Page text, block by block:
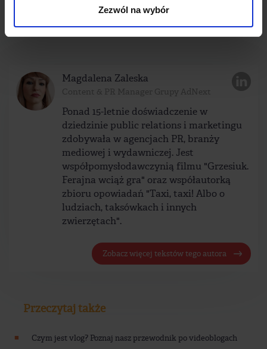
Zezwól na wybór
Magdalena Zaleska
Ponad 15-letnie doświadczenie w
dziedzinie public relations i marketingu
zdobywała w agencjach PR, branży
mediowej i wydawniczej. Jest
współpomysłodawczynią filmu "Grzesiuk.
Ferajna wciąż gra" oraz współautorką
zbioru opowiadań "Taxi, taxi! Albo o
ludziach, taksówkach i innych
zwierzętach".
Zobacz więcej tekstów tego autora
Przeczytaj także
Czym jest vlog? Poznaj nasz przewodnik po videoblogach